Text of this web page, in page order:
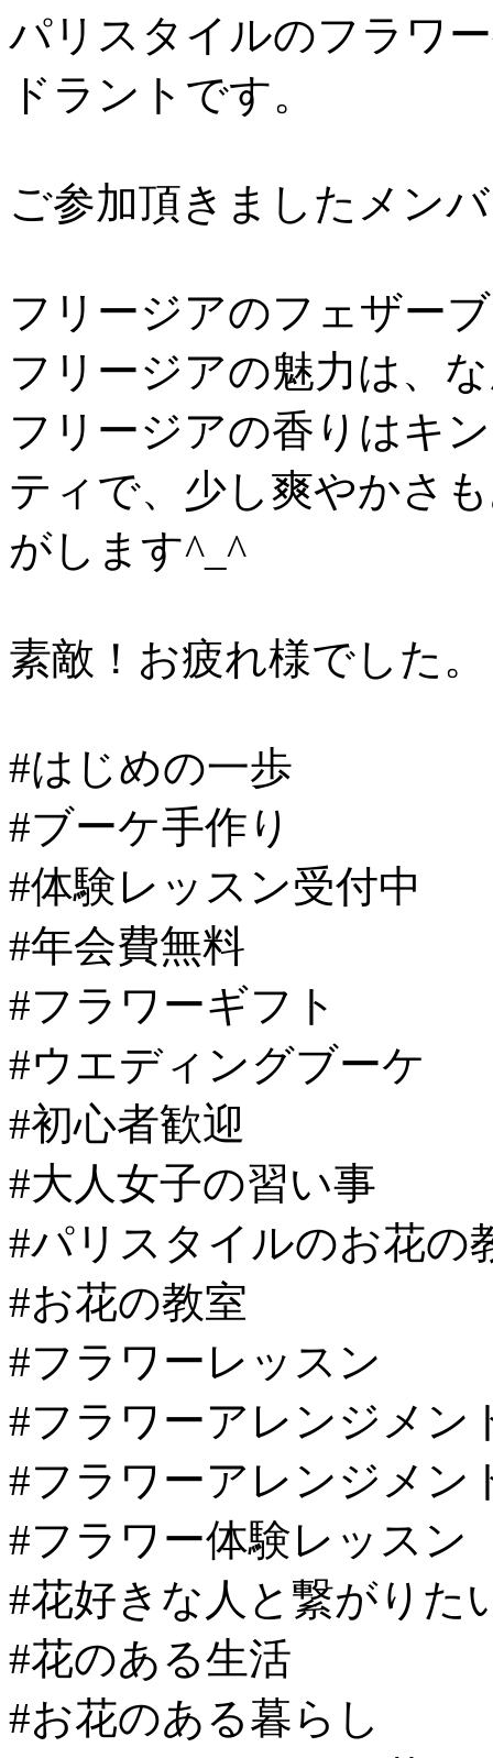
パリスタイルのフラワ
ドラントです。
ご参加頂きましたメン
フリージアのフェザー
フリージアの魅力は、
フリージアの香りはキ
ティで、少し爽やかさ
がします^_^
素敵！お疲れ様でした。
#はじめの一歩
#ブーケ手作り
#体験レッスン受付中
#年会費無料
#フラワーギフト
#ウエディングブーケ
#初心者歓迎
#大人女子の習い事
#パリスタイルのお花の
#お花の教室
#フラワーレッスン
#フラワーアレンジメン
#フラワーアレンジメン
#フラワー体験レッスン
#花好きな人と繋がりた
#花のある生活
#お花のある暮らし